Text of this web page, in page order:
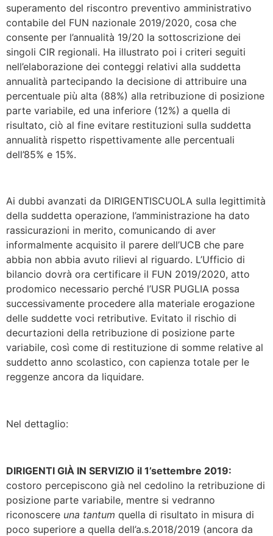
superamento del riscontro preventivo amministrativo
contabile del FUN nazionale 2019/2020, cosa che
consente per l’annualità 19/20 la sottoscrizione dei
singoli CIR regionali. Ha illustrato poi i criteri seguiti
nell’elaborazione dei conteggi relativi alla suddetta
annualità partecipando la decisione di attribuire una
percentuale più alta (88%) alla retribuzione di posizione
parte variabile, ed una inferiore (12%) a quella di
risultato, ciò al fine evitare restituzioni sulla suddetta
annualità rispetto rispettivamente alle percentuali
dell’85% e 15%.
Ai dubbi avanzati da DIRIGENTISCUOLA sulla legittimità
della suddetta operazione, l’amministrazione ha dato
rassicurazioni in merito, comunicando di aver
informalmente acquisito il parere dell’UCB che pare
abbia non abbia avuto rilievi al riguardo. L’Ufficio di
bilancio dovrà ora certificare il FUN 2019/2020, atto
prodomico necessario perché l’USR PUGLIA possa
successivamente procedere alla materiale erogazione
delle suddette voci retributive. Evitato il rischio di
decurtazioni della retribuzione di posizione parte
variabile, così come di restituzione di somme relative al
suddetto anno scolastico, con capienza totale per le
reggenze ancora da liquidare.
Nel dettaglio:
DIRIGENTI GIÀ IN SERVIZIO il 1’settembre 2019:
costoro percepiscono già nel cedolino la retribuzione di
posizione parte variabile, mentre si vedranno
riconoscere una tantum quella di risultato in misura di
poco superiore a quella dell’a.s.2018/2019 (ancora da